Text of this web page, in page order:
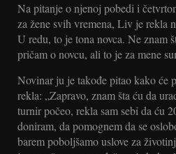
Na pitanje o njenoj pobedi i
za žene svih vremena, Liv je rekla
U redu, to je tona novca. Ne znam
pričam o novcu, ali to je za mene
Novinar ju je takođe pitao kako će
rekla: „Zapravo, znam šta ću da
turnir počeo, rekla sam sebi da ću
doniram, da pomognem da se
barem poboljšamo uslove za